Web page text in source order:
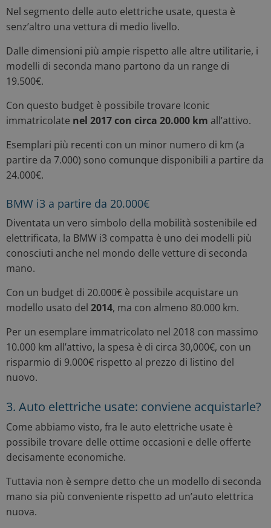
Nel segmento delle auto elettriche usate, questa è
senz’altro una vettura di medio livello.
Dalle dimensioni più ampie rispetto alle altre utilitarie, i
modelli di seconda mano partono da un range di
19.500€.
Con questo budget è possibile trovare Iconic
immatricolate nel 2017 con circa 20.000 km all’attivo.
Esemplari più recenti con un minor numero di km (a
partire da 7.000) sono comunque disponibili a partire da
24.000€.
BMW i3 a partire da 20.000€
Diventata un vero simbolo della mobilità sostenibile ed
elettrificata, la BMW i3 compatta è uno dei modelli più
conosciuti anche nel mondo delle vetture di seconda
mano.
Con un budget di 20.000€ è possibile acquistare un
modello usato del 2014, ma con almeno 80.000 km.
Per un esemplare immatricolato nel 2018 con massimo
10.000 km all’attivo, la spesa è di circa 30,000€, con un
risparmio di 9.000€ rispetto al prezzo di listino del
nuovo.
3. Auto elettriche usate: conviene acquistarle?
Come abbiamo visto, fra le auto elettriche usate è
possibile trovare delle ottime occasioni e delle offerte
decisamente economiche.
Tuttavia non è sempre detto che un modello di seconda
mano sia più conveniente rispetto ad un’auto elettrica
nuova.